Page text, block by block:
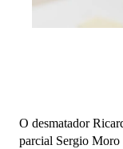
O desmatador
parcial Sergio Moro